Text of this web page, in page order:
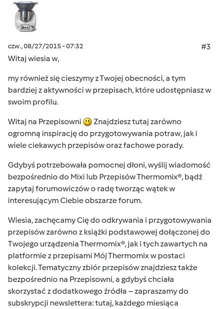
czw., 08/27/2015 - 07:32
#3
Witaj wiesia w,
my również się cieszymy z Twojej obecności, a tym
bardziej z aktywności w przepisach, które udostępniasz w
swoim profilu.
Witaj na Przepisowni
Znajdziesz tutaj zarówno
ogromną inspirację do przygotowywania potraw, jak i
wiele ciekawych przepisów oraz fachowe porady.
Gdybyś potrzebowała pomocnej dłoni, wyślij wiadomość
bezpośrednio do Mixi lub Przepisów Thermomix®, bądź
zapytaj forumowiczów o radę tworząc wątek w
interesującym Ciebie obszarze forum.
Wiesia, zachęcamy Cię do odkrywania i przygotowywania
przepisów zarówno z książki podstawowej dołączonej do
Twojego urządzenia Thermomix®, jak i tych zawartych na
platformie z przepisami Mój Thermomixw postaci
kolekcji. Tematyczny zbiór przepisów znajdziesz także
bezpośrednio na Przepisowni, a gdybyś chciała
skorzystać z dodatkowego źródła – zapraszamy do
subskrypcji newslettera:tutaj, każdego miesiąca